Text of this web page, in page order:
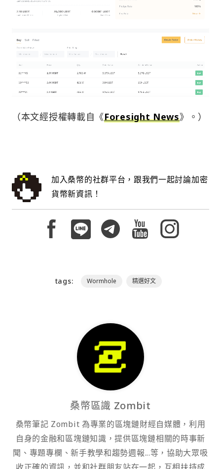
（本文經授權轉載自《Foresight News》。）
加入桑幣的社群平台，跟我們一起討論加密
貨幣新資訊！
tags: Wormhole 精選好文
桑幣區識 Zombit
桑幣筆記 Zombit 為專業的區塊鏈財經自媒體，利用
自身的金融和區塊鏈知識，提供區塊鏈相關的時事新
聞、專題專欄、新手教學和趨勢週報...等，協助大眾吸